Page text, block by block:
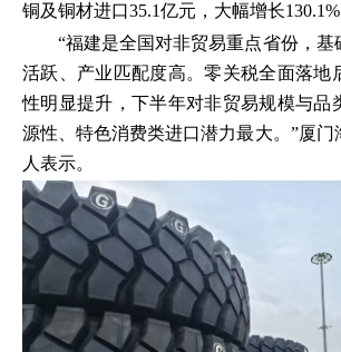
铜及铜材进口35.1亿元，大幅增长130.1%
“福建是全国对非贸易重点省份，基
活跃、产业匹配度高。零关税全面落地
性明显提升，下半年对非贸易规模与品
源性、特色消费类进口潜力最大。”厦门
人表示。